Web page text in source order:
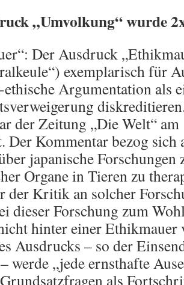
„Umvolkung“ wurde
Der Ausdruck
exemplarisch für
Argumentation als
der Zeitung „Die Welt“
Der Kommentar bezog sich
japanische Forschungen
Organe in Tieren zu
der Kritik an solcher
dieser Forschung zum
hinter einer Ethikmauer
Ausdrucks – so der
werde „jede ernsthafte
als